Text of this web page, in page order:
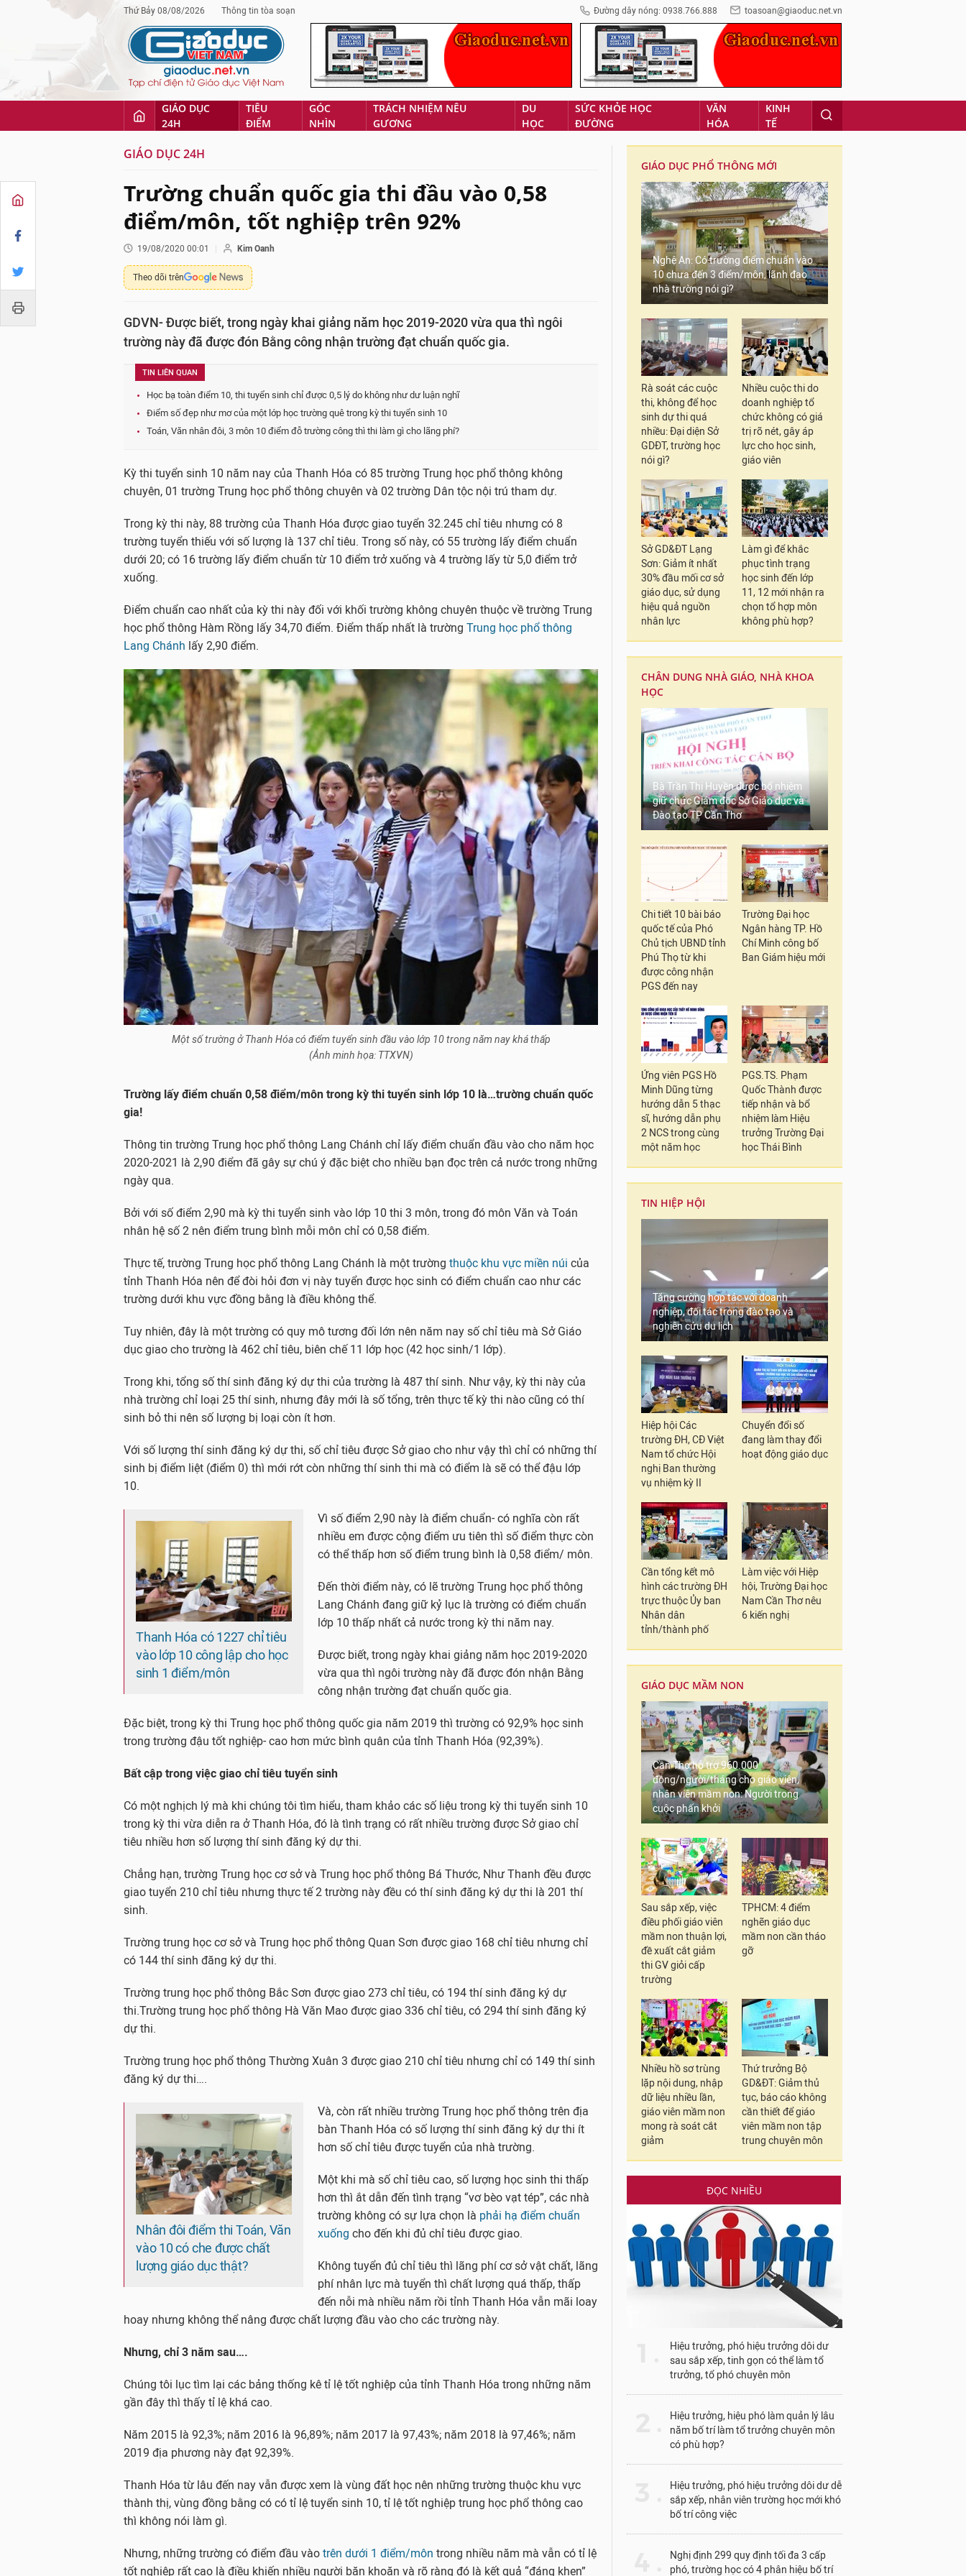
Thứ Bảy 08/08/2026 Thông tin tòa soạn Đường dây nóng: 0938.766.888 toasoan@giaoduc.net.vn
GIÁO DỤC
24H
TIÊU
ĐIỂM
GÓC
NHÌN
TRÁCH NHIỆM NÊU
GƯƠNG
DU
HỌC
SỨC KHỎE HỌC
ĐƯỜNG
VĂN
HÓA
KINH
TẾ
GIÁO DỤC 24H
Trường chuẩn quốc gia thi đầu vào 0,58
điểm/môn, tốt nghiệp trên 92%
19/08/2020 00:01 Kim Oanh
Theo dõi trên
GDVN- Được biết, trong ngày khai giảng năm học 2019-2020 vừa qua thì ngôi
trường này đã được đón Bằng công nhận trường đạt chuẩn quốc gia.
TIN LIÊN QUAN
Học bạ toàn điểm 10, thi tuyển sinh chỉ được 0,5 lý do không như dư luận nghĩ
Điểm số đẹp như mơ của một lớp học trường quê trong kỳ thi tuyển sinh 10
Toán, Văn nhân đôi, 3 môn 10 điểm đỗ trường công thì thi làm gì cho lãng phí?
Kỳ thi tuyển sinh 10 năm nay của Thanh Hóa có 85 trường Trung học phổ thông không
chuyên, 01 trường Trung học phổ thông chuyên và 02 trường Dân tộc nội trú tham dự.
Trong kỳ thi này, 88 trường của Thanh Hóa được giao tuyển 32.245 chỉ tiêu nhưng có 8
trường tuyển thiếu với số lượng là 137 chỉ tiêu. Trong số này, có 55 trường lấy điểm chuẩn
dưới 20; có 16 trường lấy điểm chuẩn từ 10 điểm trở xuống và 4 trường lấy từ 5,0 điểm trở
xuống.
Điểm chuẩn cao nhất của kỳ thi này đối với khối trường không chuyên thuộc về trường Trung
học phổ thông Hàm Rồng lấy 34,70 điểm. Điểm thấp nhất là trường Trung học phổ thông
Lang Chánh lấy 2,90 điểm.
Một số trường ở Thanh Hóa có điểm tuyển sinh đầu vào lớp 10 trong năm nay khá thấp
(Ảnh minh họa: TTXVN)
Trường lấy điểm chuẩn 0,58 điểm/môn trong kỳ thi tuyển sinh lớp 10 là…trường chuẩn quốc
gia!
Thông tin trường Trung học phổ thông Lang Chánh chỉ lấy điểm chuẩn đầu vào cho năm học
2020-2021 là 2,90 điểm đã gây sự chú ý đặc biệt cho nhiều bạn đọc trên cả nước trong những
ngày qua.
Bởi với số điểm 2,90 mà kỳ thi tuyển sinh vào lớp 10 thi 3 môn, trong đó môn Văn và Toán
nhân hệ số 2 nên điểm trung bình mỗi môn chỉ có 0,58 điểm.
Thực tế, trường Trung học phổ thông Lang Chánh là một trường thuộc khu vực miền núi của
tỉnh Thanh Hóa nên để đòi hỏi đơn vị này tuyển được học sinh có điểm chuẩn cao như các
trường dưới khu vực đồng bằng là điều không thể.
Tuy nhiên, đây là một trường có quy mô tương đối lớn nên năm nay số chỉ tiêu mà Sở Giáo
dục giao cho trường là 462 chỉ tiêu, biên chế 11 lớp học (42 học sinh/1 lớp).
Trong khi, tổng số thí sinh đăng ký dự thi của trường là 487 thí sinh. Như vậy, kỳ thi này của
nhà trường chỉ loại 25 thí sinh, nhưng đây mới là số tổng, trên thực tế kỳ thi nào cũng có thí
sinh bỏ thi nên số lượng bị loại còn ít hơn.
Với số lượng thí sinh đăng ký dự thi, số chỉ tiêu được Sở giao cho như vậy thì chỉ có những thí
sinh bị điểm liệt (điểm 0) thì mới rớt còn những thí sinh thi mà có điểm là sẽ có thể đậu lớp
10.
Thanh Hóa có 1227 chỉ tiêu
vào lớp 10 công lập cho học
sinh 1 điểm/môn
Vì số điểm 2,90 này là điểm chuẩn- có nghĩa còn rất
nhiều em được cộng điểm ưu tiên thì số điểm thực còn
có thể thấp hơn số điểm trung bình là 0,58 điểm/ môn.
Đến thời điểm này, có lẽ trường Trung học phổ thông
Lang Chánh đang giữ kỷ lục là trường có điểm chuẩn
lớp 10 thấp nhất cả nước trong kỳ thi năm nay.
Được biết, trong ngày khai giảng năm học 2019-2020
vừa qua thì ngôi trường này đã được đón nhận Bằng
công nhận trường đạt chuẩn quốc gia.
Đặc biệt, trong kỳ thi Trung học phổ thông quốc gia năm 2019 thì trường có 92,9% học sinh
trong trường đậu tốt nghiệp- cao hơn mức bình quân của tỉnh Thanh Hóa (92,39%).
Bất cập trong việc giao chỉ tiêu tuyển sinh
Có một nghịch lý mà khi chúng tôi tìm hiểu, tham khảo các số liệu trong kỳ thi tuyển sinh 10
trong kỳ thi vừa diễn ra ở Thanh Hóa, đó là tình trạng có rất nhiều trường được Sở giao chỉ
tiêu nhiều hơn số lượng thí sinh đăng ký dự thi.
Chẳng hạn, trường Trung học cơ sở và Trung học phổ thông Bá Thước, Như Thanh đều được
giao tuyển 210 chỉ tiêu nhưng thực tế 2 trường này đều có thí sinh đăng ký dự thi là 201 thí
sinh.
Trường trung học cơ sở và Trung học phổ thông Quan Sơn được giao 168 chỉ tiêu nhưng chỉ
có 144 thí sinh đăng ký dự thi.
Trường trung học phổ thông Bắc Sơn được giao 273 chỉ tiêu, có 194 thí sinh đăng ký dự
thi.Trường trung học phổ thông Hà Văn Mao được giao 336 chỉ tiêu, có 294 thí sinh đăng ký
dự thi.
Trường trung học phổ thông Thường Xuân 3 được giao 210 chỉ tiêu nhưng chỉ có 149 thí sinh
đăng ký dự thi….
Nhân đôi điểm thi Toán, Văn
vào 10 có che được chất
lượng giáo dục thật?
Và, còn rất nhiều trường Trung học phổ thông trên địa
bàn Thanh Hóa có số lượng thí sinh đăng ký dự thi ít
hơn số chỉ tiêu được tuyển của nhà trường.
Một khi mà số chỉ tiêu cao, số lượng học sinh thi thấp
hơn thì ắt dẫn đến tình trạng “vơ bèo vạt tép”, các nhà
trường không có sự lựa chọn là phải hạ điểm chuẩn
xuống cho đến khi đủ chỉ tiêu được giao.
Không tuyển đủ chỉ tiêu thì lãng phí cơ sở vật chất, lãng
phí nhân lực mà tuyển thì chất lượng quá thấp, thấp
đến nỗi mà nhiều năm rồi tỉnh Thanh Hóa vẫn mãi loay
hoay nhưng không thể nâng được chất lượng đầu vào cho các trường này.
Nhưng, chỉ 3 năm sau….
Chúng tôi lục tìm lại các bảng thống kê tỉ lệ tốt nghiệp của tỉnh Thanh Hóa trong những năm
gần đây thì thấy tỉ lệ khá cao.
Năm 2015 là 92,3%; năm 2016 là 96,89%; năm 2017 là 97,43%; năm 2018 là 97,46%; năm
2019 địa phương này đạt 92,39%.
Thanh Hóa từ lâu đến nay vẫn được xem là vùng đất học nên những trường thuộc khu vực
thành thị, vùng đồng bằng có có tỉ lệ tuyển sinh 10, tỉ lệ tốt nghiệp trung học phổ thông cao
thì không nói làm gì.
Nhưng, những trường có điểm đầu vào trên dưới 1 điểm/môn trong nhiều năm mà vẫn có tỉ lệ
tốt nghiệp rất cao là điều khiến nhiều người băn khoăn và rõ ràng đó là kết quả “đáng khen”
GIÁO DỤC PHỔ THÔNG MỚI
Nghệ An: Có trường điểm chuẩn vào
10 chưa đến 3 điểm/môn, lãnh đạo
nhà trường nói gì?
Rà soát các cuộc
thi, không để học
sinh dự thi quá
nhiều: Đại diện Sở
GDĐT, trường học
nói gì?
Nhiều cuộc thi do
doanh nghiệp tổ
chức không có giá
trị rõ nét, gây áp
lực cho học sinh,
giáo viên
Sở GD&ĐT Lạng
Sơn: Giảm ít nhất
30% đầu mối cơ sở
giáo dục, sử dụng
hiệu quả nguồn
nhân lực
Làm gì để khắc
phục tình trạng
học sinh đến lớp
11, 12 mới nhận ra
chọn tổ hợp môn
không phù hợp?
CHÂN DUNG NHÀ GIÁO, NHÀ KHOA
HỌC
Bà Trần Thị Huyền được bổ nhiệm
giữ chức Giám đốc Sở Giáo dục và
Đào tạo TP Cần Thơ
Chi tiết 10 bài báo
quốc tế của Phó
Chủ tịch UBND tỉnh
Phú Thọ từ khi
được công nhận
PGS đến nay
Trường Đại học
Ngân hàng TP. Hồ
Chí Minh công bố
Ban Giám hiệu mới
Ứng viên PGS Hồ
Minh Dũng từng
hướng dẫn 5 thạc
sĩ, hướng dẫn phụ
2 NCS trong cùng
một năm học
PGS.TS. Phạm
Quốc Thành được
tiếp nhận và bổ
nhiệm làm Hiệu
trưởng Trường Đại
học Thái Bình
TIN HIỆP HỘI
Tăng cường hợp tác với doanh
nghiệp, đối tác trong đào tạo và
nghiên cứu du lịch
Hiệp hội Các
trường ĐH, CĐ Việt
Nam tổ chức Hội
nghị Ban thường
vụ nhiệm kỳ II
Chuyển đổi số
đang làm thay đổi
hoạt động giáo dục
Cần tổng kết mô
hình các trường ĐH
trực thuộc Ủy ban
Nhân dân
tỉnh/thành phố
Làm việc với Hiệp
hội, Trường Đại học
Nam Cần Thơ nêu
6 kiến nghị
GIÁO DỤC MẦM NON
Cần Thơ hỗ trợ 960.000
đồng/người/tháng cho giáo viên,
nhân viên mầm non: Người trong
cuộc phấn khởi
Sau sắp xếp, việc
điều phối giáo viên
mầm non thuận lợi,
đề xuất cắt giảm
thi GV giỏi cấp
trường
TPHCM: 4 điểm
nghẽn giáo dục
mầm non cần tháo
gỡ
Nhiều hồ sơ trùng
lặp nội dung, nhập
dữ liệu nhiều lần,
giáo viên mầm non
mong rà soát cắt
giảm
Thứ trưởng Bộ
GD&ĐT: Giảm thủ
tục, báo cáo không
cần thiết để giáo
viên mầm non tập
trung chuyên môn
ĐỌC NHIỀU
Hiệu trưởng, phó hiệu trưởng dôi dư
sau sắp xếp, tinh gọn có thể làm tổ
trưởng, tổ phó chuyên môn
Hiệu trưởng, hiệu phó làm quản lý lâu
năm bố trí làm tổ trưởng chuyên môn
có phù hợp?
Hiệu trưởng, phó hiệu trưởng dôi dư dễ
sắp xếp, nhân viên trường học mới khó
bố trí công việc
Nghị định 299 quy định tối đa 3 cấp
phó, trường học có 4 phân hiệu bố trí